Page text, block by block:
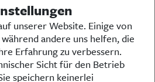
(PAZ) ist eine einzigartige Stimme
Woche für Woche berichtet sie
in Politik, Kultur und Wirtschaft und
Entwicklungen unserer Gesellschaft
sich die Redaktion dem traditionellen
Das alte Preußen stand und
unserer Website. Einige von
andere uns helfen, die
Erfahrung zu verbessern.
Sicht für den Betrieb
speichern keinerlei